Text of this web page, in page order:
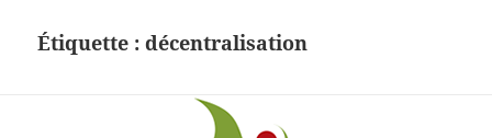
Étiquette :décentralisation